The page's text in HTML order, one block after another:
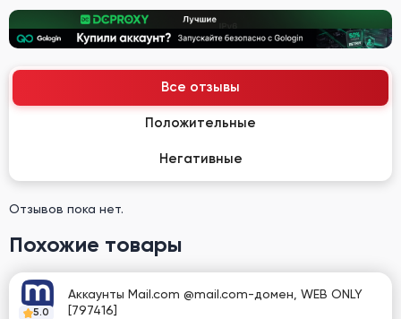
Все отзывы
Положительные
Негативные
Отзывов пока нет.
Похожие товары
5.0
Аккаунты Mail.com @mail.com-домен, WEB ONLY
[797416]